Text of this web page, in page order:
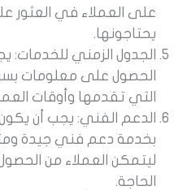
على العملاء في العثور
يحتاجونها.
الجدول الزمني للخدمات:
الحصول على معلومات
التي تقدمها وأوقات
الدعم الفني: يجب أن
بخدمة دعم فني جيدة
ليتمكن العملاء من
الحاجة.